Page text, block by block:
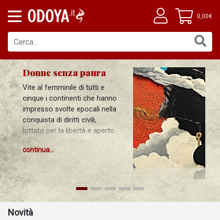
0,00€
Donne senza paura
Vite al femminile di tutti e
cinque i continenti che hanno
impresso svolte epocali nella
conquista di diritti civili,
lottato per la libertà e aperto
vie nelle professioni
infrangendo tabù,
trasgredendo consuetudini (e
talvolta leggi) e sfidando la
condanna sociale. Donne
emerse a dispetto di ostacoli
e stereotipi, che hanno
lasciato un’impronta
continua...
Novità